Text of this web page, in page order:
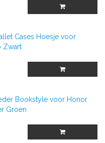
Cases Hoesje voor
Zwart
Bookstyle voor Honor
Groen